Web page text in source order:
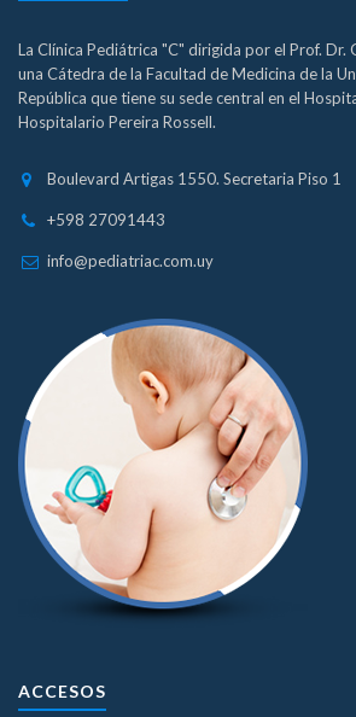
La Clínica Pediátrica "C" dirigida por el Prof. Dr.
una Cátedra de la Facultad de Medicina de la
República que tiene su sede central en el
Hospitalario Pereira Rossell.
Boulevard Artigas 1550. Secretaria Piso 1
+598 27091443
info@pediatriac.com.uy
ACCESOS